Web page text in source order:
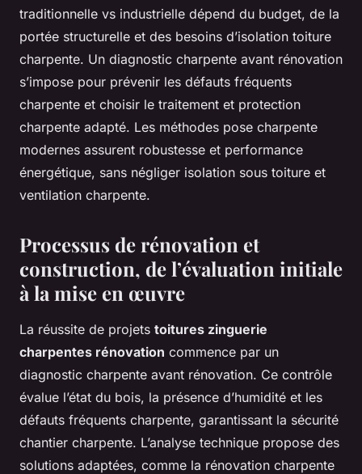
traditionnelle vs industrielle dépend du budget, de la
portée structurelle et des besoins d’isolation toiture
charpente. Un diagnostic charpente avant rénovation
s’impose pour prévenir les défauts fréquents
charpente et choisir le traitement et protection
charpente adapté. Les méthodes pose charpente
modernes assurent robustesse et performance
énergétique, sans négliger isolation sous toiture et
ventilation charpente.
Processus de rénovation et
construction, de l’évaluation initiale
à la mise en œuvre
La réussite de projets toitures zinguerie
charpentes rénovation commence par un
diagnostic charpente avant rénovation. Ce contrôle
évalue l’état du bois, la présence d’humidité et les
défauts fréquents charpente, garantissant la sécurité
chantier charpente. L’analyse technique propose des
solutions adaptées, comme la rénovation charpente